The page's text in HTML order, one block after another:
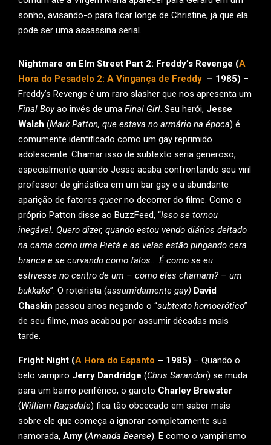
sonho, avisando-o para ficar longe de Christine, já que ela
pode ser uma assassina serial.
Nightmare on Elm Street Part 2: Freddy’s Revenge (A
Hora do Pesadelo 2: A Vingança de Freddy – 1985) –
Freddy’s Revenge é um raro slasher que nos apresenta um
Final Boyao invés de uma Final Girl. Seu herói, Jesse
Walsh (Mark Patton, que estava no armário na época) é
comumente identificado como um gay reprimido
adolescente. Chamar isso de subtexto seria generoso,
especialmente quando Jesse acaba confrontando seu viril
professor de ginástica em um bar gay e a abundante
aparição de fatores queerno decorrer do filme. Como o
próprio Patton disse ao BuzzFeed, “Isso se tornou
inegável. Quero dizer, quando estou vendo diários deitado
na cama como uma Pietà e as velas estão pingando cera
branca e se curvando como falos… É como se eu
estivesse no centro de um – como eles chamam? – um
bukkake”. O roteirista (assumidamente gay) David
Chaskin passou anos negando o “subtexto homoerótico”
de seu filme, mas acabou por assumir décadas mais
tarde.
Fright Night (A Hora do Espanto – 1985) – Quando o
belo vampiro Jerry Dandridge (Chris Sarandon) se muda
para um bairro periférico, o garoto Charley Brewster
(William Ragsdale) fica tão obcecado em saber mais
sobre ele que começa a ignorar completamente sua
namorada, Amy (Amanda Bearse). E como o vampirismo